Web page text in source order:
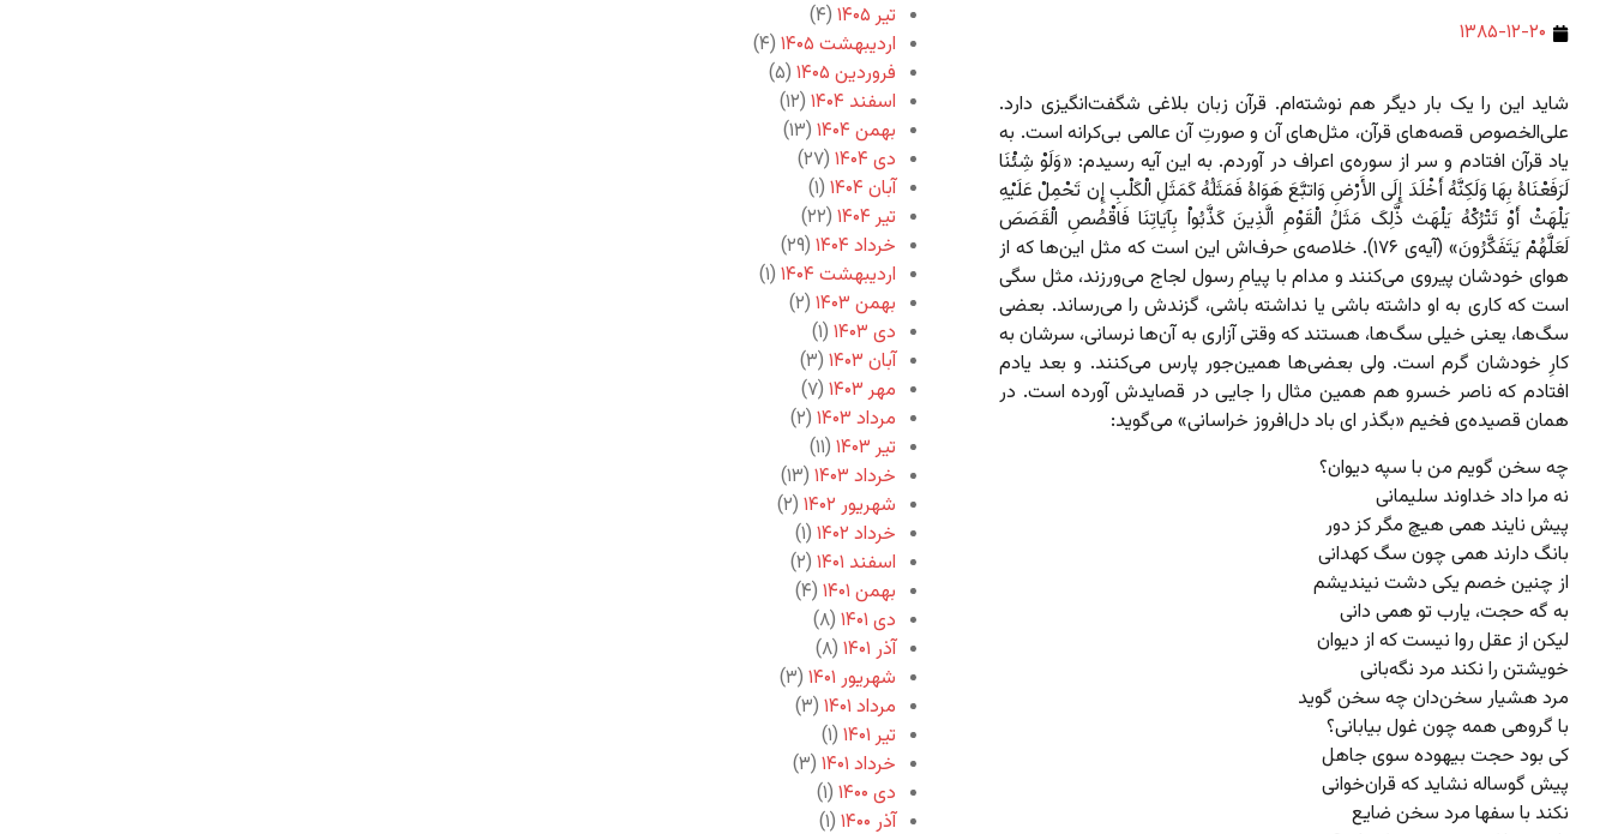
۱۳۸۵-۱۲-۲۰
شاید این را یک بار دیگر هم نوشته‌ام. قرآن زبان بلاغی شگفت‌انگیزی دارد.
علی‌الخصوص قصه‌های قرآن، مثل‌های آن و صورت‌ِ آن عالمی بی‌کرانه است. به
یاد قرآن افتادم و سر از سوره‌ی اعراف در آوردم. به این آیه رسیدم: «وَلَوْ شِئْنَا
لَرَفَعْنَاهُ بِهَا وَلَکِنَّهُ أَخْلَدَ إِلَى الأَرْضِ وَاتبَّعَ هَوَاهُ فَمَثَلُهُ کَمَثَلِ الْکَلْبِ إِن تَحْمِلْ عَلَیْهِ
یَلْهَثْ أَوْ تَتْرُکْهُ یَلْهَث ذَّلِکَ مَثَلُ الْقَوْمِ الَّذِینَ کَذَّبُواْ بِآیَاتِنَا فَاقْصُصِ الْقَصَصَ
لَعَلَّهُمْ یَتَفَکَّرُونَ
» (آیه‌ی ۱۷۶). خلاصه‌ی حرف‌اش این است که مثل این‌ها که از
هوای خودشان پیروی می‌کنند و مدام با پیامِ رسول لجاج می‌ورزند، مثل سگی
است که کاری به او داشته باشی یا نداشته باشی، گزندش را می‌رساند. بعضی
سگ‌ها، یعنی خیلی سگ‌ها، هستند که وقتی آزاری به آن‌ها نرسانی، سرشان به
کارِ خودشان گرم است. ولی بعضی‌ها همین‌جور پارس می‌کنند. و بعد یادم
افتادم که ناصر خسرو هم همین مثال را جایی در قصایدش آورده است. در
همان قصیده‌ی فخیم «بگذر ای باد دل‌افروز خراسانی» می‌گوید:
چه سخن گویم من با سپه دیوان؟
نه مرا داد خداوند سلیمانی
پیش نایند همی هیچ مگر کز دور
بانگ دارند همی چون سگ کهدانی
از چنین خصم یکی دشت نیندیشم
به گه حجت، یارب تو همی دانی
لیکن از عقل روا نیست که از دیوان
خویشتن را نکند مرد نگه‌بانی
مرد هشیار سخن‌دان چه سخن گوید
با گروهی همه چون غول بیابانی؟
کی بود حجت بیهوده سوی جاهل
پیش گوساله نشاید که قران‌خوانی
نکند با سفها مرد سخن ضایع
تیر ۱۴۰۵
(۴)
اردیبهشت ۱۴۰۵
(۴)
فروردین ۱۴۰۵
(۵)
اسفند ۱۴۰۴
(۱۲)
بهمن ۱۴۰۴
(۱۳)
دی ۱۴۰۴
(۲۷)
آبان ۱۴۰۴
(۱)
تیر ۱۴۰۴
(۲۲)
خرداد ۱۴۰۴
(۲۹)
اردیبهشت ۱۴۰۴
(۱)
بهمن ۱۴۰۳
(۲)
دی ۱۴۰۳
(۱)
آبان ۱۴۰۳
(۳)
مهر ۱۴۰۳
(۷)
مرداد ۱۴۰۳
(۲)
تیر ۱۴۰۳
(۱۱)
خرداد ۱۴۰۳
(۱۳)
شهریور ۱۴۰۲
(۲)
خرداد ۱۴۰۲
(۱)
اسفند ۱۴۰۱
(۲)
بهمن ۱۴۰۱
(۴)
دی ۱۴۰۱
(۸)
آذر ۱۴۰۱
(۸)
شهریور ۱۴۰۱
(۳)
مرداد ۱۴۰۱
(۳)
تیر ۱۴۰۱
(۱)
خرداد ۱۴۰۱
(۳)
دی ۱۴۰۰
(۱)
آذر ۱۴۰۰
(۱)